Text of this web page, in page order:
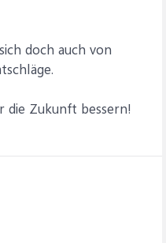
doch auch von
die Zukunft bessern!